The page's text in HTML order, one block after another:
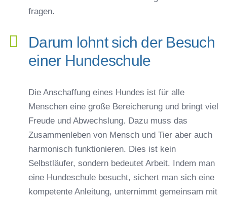
fragen.
Darum lohnt sich der Besuch
einer Hundeschule
Die Anschaffung eines Hundes ist für alle
Menschen eine große Bereicherung und bringt viel
Freude und Abwechslung. Dazu muss das
Zusammenleben von Mensch und Tier aber auch
harmonisch funktionieren. Dies ist kein
Selbstläufer, sondern bedeutet Arbeit. Indem man
eine Hundeschule besucht, sichert man sich eine
kompetente Anleitung, unternimmt gemeinsam mit